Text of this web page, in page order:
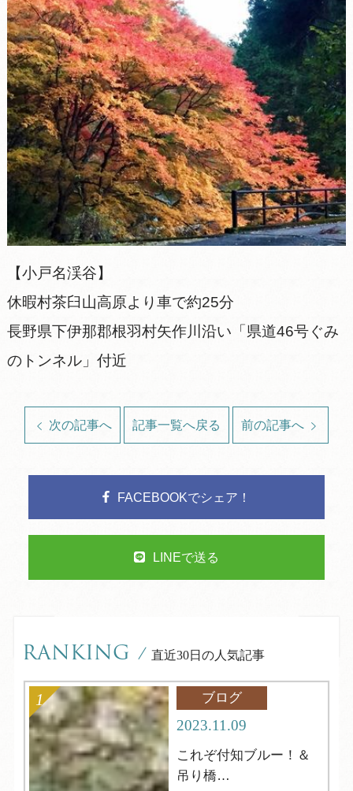
【小戸名渓谷】
休暇村茶臼山高原より車で約25分
長野県下伊那郡根羽村矢作川沿い「県道46号ぐみ
のトンネル」付近
次の記事へ 記事一覧へ戻る 前の記事へ
FACEBOOKでシェア！
LINEで送る
RANKING / 直近30日の人気記事
ブログ
2023.11.09
これぞ付知ブルー！＆
吊り橋